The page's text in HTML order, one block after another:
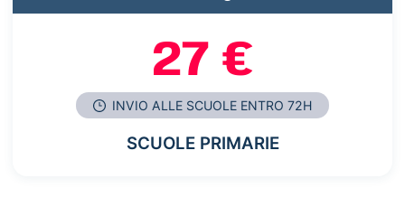
27 €
INVIO ALLE SCUOLE ENTRO 72H
SCUOLE PRIMARIE